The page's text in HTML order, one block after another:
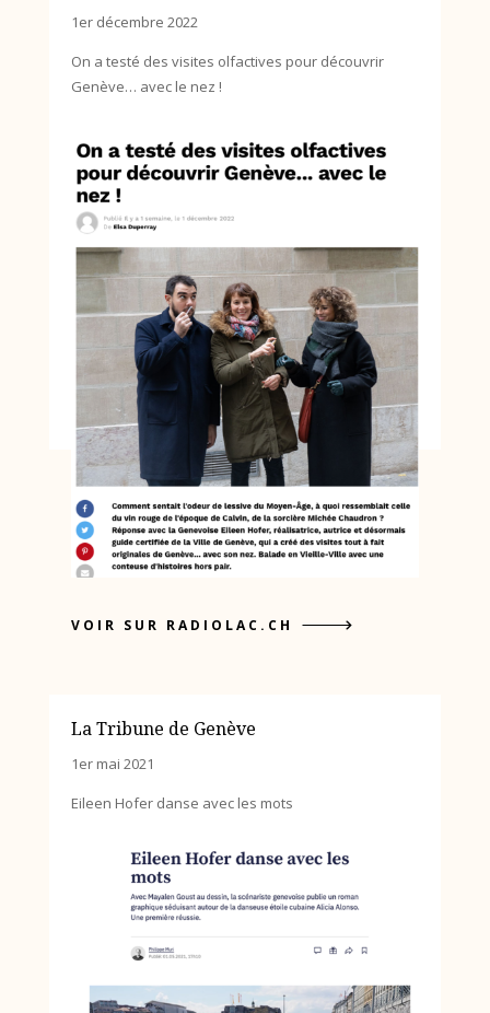
1er décembre 2022
On a testé des visites olfactives pour découvrir
Genève… avec le nez !
VOIR SUR RADIOLAC.CH
La Tribune de Genève
1er mai 2021
Eileen Hofer danse avec les mots